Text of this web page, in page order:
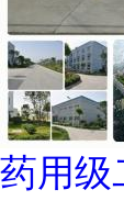
药用级